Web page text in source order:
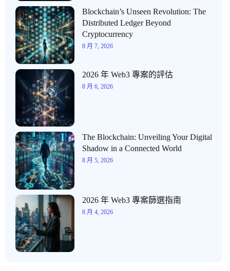
Blockchain’s Unseen Revolution: The
Distributed Ledger Beyond
Cryptocurrency
8 月 7, 2026
2026 年 Web3 專案的評估
8 月 6, 2026
The Blockchain: Unveiling Your Digital
Shadow in a Connected World
8 月 5, 2026
2026 年 Web3 專案篩選指南
8 月 4, 2026